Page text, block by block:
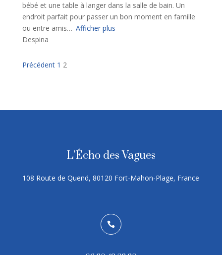
bébé et une table à langer dans la salle de bain. Un
endroit parfait pour passer un bon moment en famille
ou entre amis
Afficher plus
Despina
Navigation
Précédent Page
1 Page
2
L’Écho des Vagues
108 Route de Quend, 80120 Fort-Mahon-Plage, France
